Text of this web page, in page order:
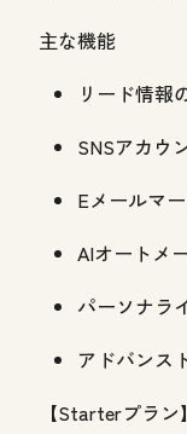
主な機能
リード情報
SNSアカウ
Eメールマ
AIオートメ
パーソナラ
アドバンス
【Starterプラン】